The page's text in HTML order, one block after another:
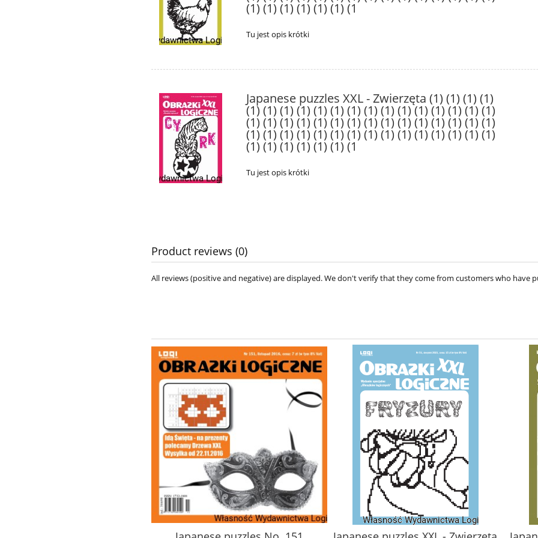
(1) (1) (1) (1) (1) (1) (1
Tu jest opis krótki
Japanese puzzles XXL - Zwierzęta (1) (1) (1) (1)
(1) (1) (1) (1) (1) (1) (1) (1) (1) (1) (1) (1) (1) (1) (1)
(1) (1) (1) (1) (1) (1) (1) (1) (1) (1) (1) (1) (1) (1) (1)
(1) (1) (1) (1) (1) (1) (1) (1) (1) (1) (1) (1) (1) (1) (1)
(1) (1) (1) (1) (1) (1) (1
Tu jest opis krótki
Product reviews (0)
All reviews (positive and negative) are displayed. We don't verify that they come from customers who have